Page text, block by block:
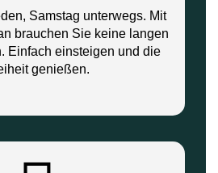
Samstag unterwegs. Mit
brauchen Sie keine langen
Einfach einsteigen und die
genießen.